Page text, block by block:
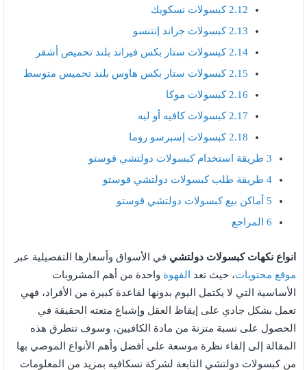
2.12 كبسولات نسكويك
2.13 كبسولات جراند إنتنسو
2.14 كبسولات ستار بكس فيراند بلند تحميص أشقر
2.15 كبسولات ستار بكس هاوس بلند تحميس متوسط
2.16 كبسولات موكا
2.17 كبسولات كافيه أو ليه
2.18 كبسولات إسبرسو روما
3 طريقة استخدام كبسولات دولتشي قوستو
4 طريقة طلب كبسولات دولتشي قوستو
5 أماكن بيع كبسولات دولتشي قوستو
6 المراجع
انواع نكهات كبسولات دولتشي في الأسواق وأسعارها التفصيلية عبر
موقع محتويات، حيث تعد القهوة واحدة من أهم المشروبات
الأساسية التي لا يكتمل اليوم بدونها لقاعدة كبيرة من الأفراد، فهي
تعمل بشكل جادي على إيقاظ العقل وإشباع متعته الحقيقة في
الحصول على نسبة متزنة من مادة الكافيين، وسوف تتطرق هذه
المقالة إلى إلقاء نظرة موسعة على أفضل وأهم الأنواع الموصي بها
من كبسولات دولتشي التابعة لشركة نسكافيه بمزيد من المعلومات